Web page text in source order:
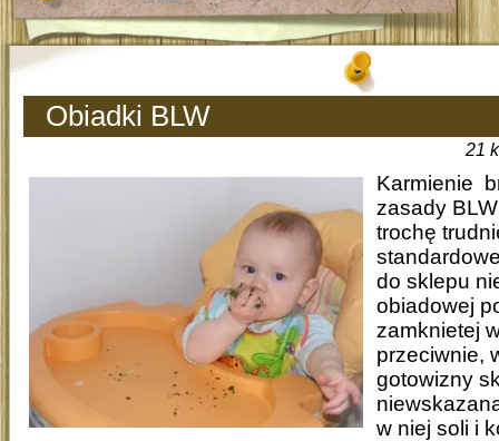
Obiadki BLW
21
Karmienie
zasady
trochę
do sklepu
obiadowej
zamknietej
przeciwnie,
gotowizny
w niej soli i